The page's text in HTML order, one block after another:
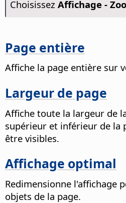
Choisissez Affichage -
Page entière
Affiche la page entière sur
Largeur de page
Affiche toute la largeur de
supérieur et inférieur de la
être visibles.
Affichage optimal
Redimensionne l'affichage
objets de la page.